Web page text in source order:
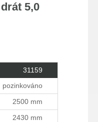
5,0
31159
pozinkováno
2500 mm
2430 mm